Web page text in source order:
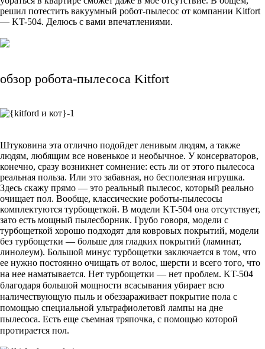
решил потестить вакуумный робот-пылесос от компании Kitfort
— KT-504. Делюсь с вами впечатлениями.
обзор робота-пылесоса Kitfort
Штуковина эта отлично подойдет ленивым людям, а также
людям, любящим все новенькое и необычное. У консерваторов,
конечно, сразу возникнет сомнение: есть ли от этого пылесоса
реальная польза. Или это забавная, но бесполезная игрушка.
Здесь скажу прямо — это реальный пылесос, который реально
очищает пол. Вообще, классические роботы-пылесосы
комплектуются турбощеткой. В модели KT-504 она отсутствует,
зато есть мощный пылесборник. Грубо говоря, модели с
турбощеткой хорошо подходят для ковровых покрытий, модели
без турбощетки — больше для гладких покрытий (ламинат,
линолеум). Большой минус турбощетки заключается в том, что
ее нужно постоянно очищать от волос, шерсти и всего того, что
на нее наматывается. Нет турбощетки — нет проблем. KT-504
благодаря большой мощности всасывания убирает всю
наличествующую пыль и обеззараживает покрытие пола с
помощью специальной ультрафиолетовй лампы на дне
пылесоса. Есть еще съемная тряпочка, с помощью которой
протирается пол.